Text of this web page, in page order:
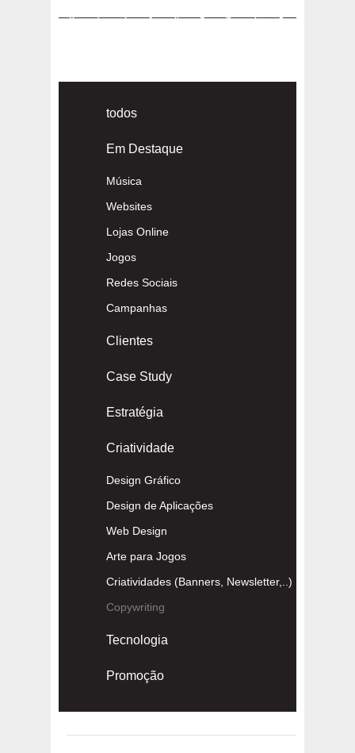
« 1 2 3 4 5 6 7 8
todos
Em Destaque
Música
Websites
Lojas Online
Jogos
Redes Sociais
Campanhas
Clientes
Case Study
Estratégia
Criatividade
Design Gráfico
Design de Aplicações
Web Design
Arte para Jogos
Criatividades (Banners, Newsletter,..)
Copywriting
Tecnologia
Promoção